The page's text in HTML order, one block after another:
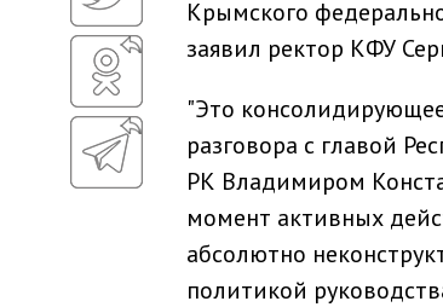
Крымского
заявил ректор КФУ
"Это
разговора с главой
РК Владимиром
момент активных
абсолютно
политикой